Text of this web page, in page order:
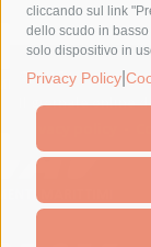
cliccando sul link
dello scudo in
solo dispositivo in
Privacy Policy
© 2015
Il giornale online